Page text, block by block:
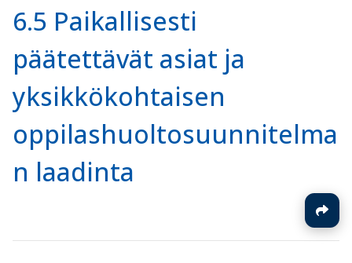
6.5 Paikallisesti
päätettävät asiat ja
yksikkökohtaisen
oppilashuoltosuunnitelma
n laadinta